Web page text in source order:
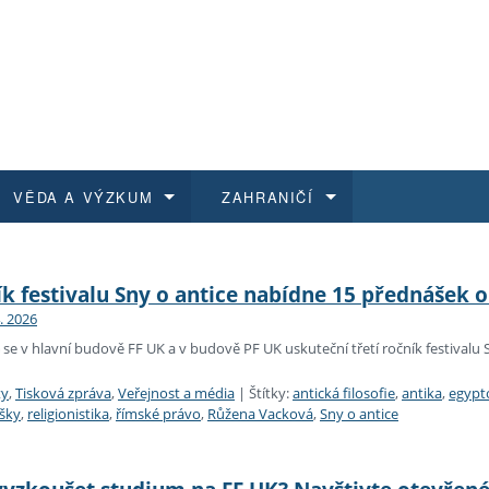
dokumenty
FF UK
a jak se přihlásit
programy
magisterské studium
VĚDA A VÝZKUM
na FF UK
kvalifikace
ZAHRANIČÍ
a výběrová řízení
festivalu Sny o antice nabídne 15 přednášek
2026
se v hlavní budově FF UK a v budově PF UK uskuteční třetí ročník festivalu
,Tisková zpráva,Veřejnost a média | Štítky:antická filosofie,antika,
, religionistika, římské právo, Růžena Vacková,Sny o antice